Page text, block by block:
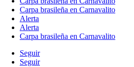
Carpa brasileña en Carnavalito
Alerta
Alerta
Carpa brasileña en Carnavalito
Seguir
Seguir